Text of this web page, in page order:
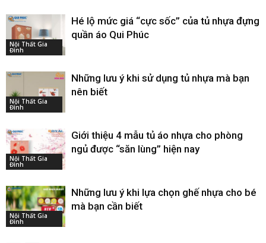
Nội Thất Gia
Đình
Hé lộ mức giá “cực sốc” của tủ nhựa đựng
quần áo Qui Phúc
Nội Thất Gia
Đình
Những lưu ý khi sử dụng tủ nhựa mà bạn
nên biết
Nội Thất Gia
Đình
Giới thiệu 4 mẫu tủ áo nhựa cho phòng
ngủ được “săn lùng” hiện nay
Nội Thất Gia
Đình
Những lưu ý khi lựa chọn ghế nhựa cho bé
mà bạn cần biết